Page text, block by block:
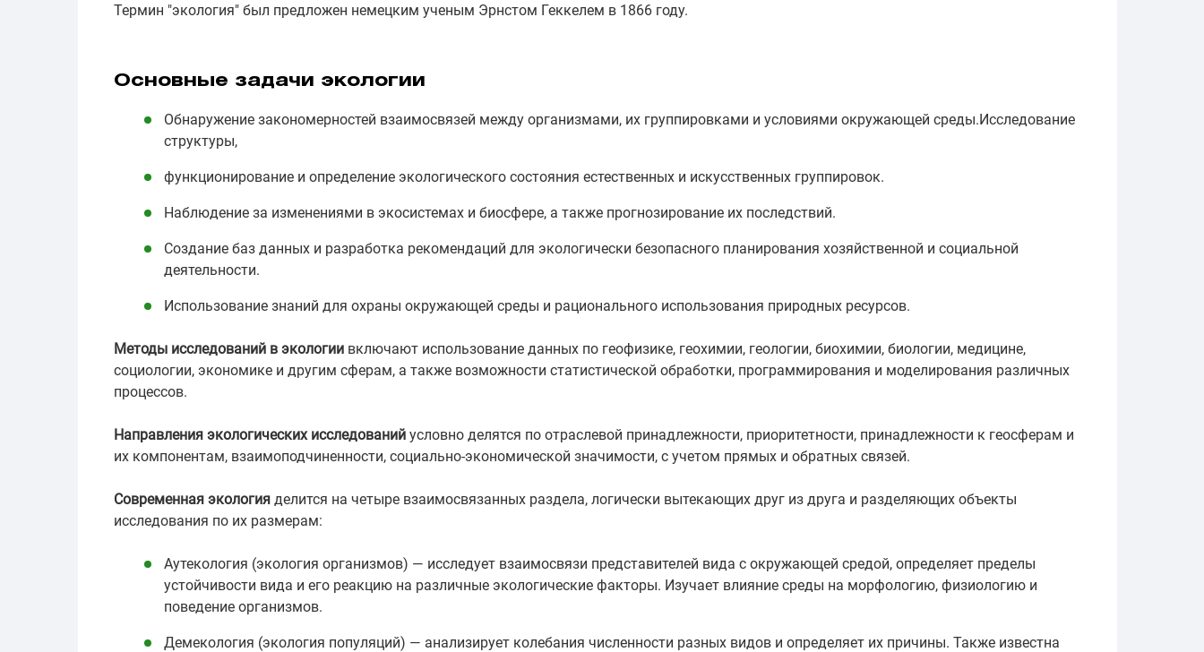
Термин "экология" был предложен немецким ученым Эрнстом Геккелем в 1866 году.
Основные задачи экологии
Обнаружение закономерностей взаимосвязей между организмами, их группировками и условиями окружающей среды.Исследование
структуры,
функционирование и определение экологического состояния естественных и искусственных группировок.
Наблюдение за изменениями в экосистемах и биосфере, а также прогнозирование их последствий.
Создание баз данных и разработка рекомендаций для экологически безопасного планирования хозяйственной и социальной
деятельности.
Использование знаний для охраны окружающей среды и рационального использования природных ресурсов.
Методы исследований в экологии включают использование данных по геофизике, геохимии, геологии, биохимии, биологии, медицине,
социологии, экономике и другим сферам, а также возможности статистической обработки, программирования и моделирования различных
процессов.
Направления экологических исследований условно делятся по отраслевой принадлежности, приоритетности, принадлежности к геосферам и
их компонентам, взаимоподчиненности, социально-экономической значимости, с учетом прямых и обратных связей.
Современная экология делится на четыре взаимосвязанных раздела, логически вытекающих друг из друга и разделяющих объекты
исследования по их размерам:
Аутекология (экология организмов) — исследует взаимосвязи представителей вида с окружающей средой, определяет пределы
устойчивости вида и его реакцию на различные экологические факторы. Изучает влияние среды на морфологию, физиологию и
поведение организмов.
Демекология (экология популяций) — анализирует колебания численности разных видов и определяет их причины. Также известна